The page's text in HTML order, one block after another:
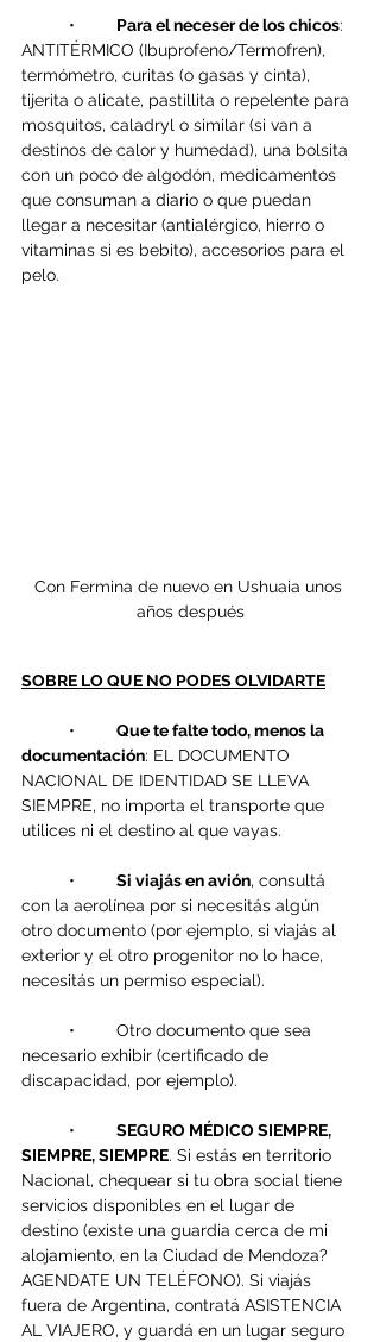
Para el neceser de los chicos:
ANTITÉRMICO (Ibuprofeno/Termofren),
termómetro, curitas (o gasas y cinta),
tijerita o alicate, pastillita o repelente para
mosquitos, caladryl o similar (si van a
destinos de calor y humedad), una bolsita
con un poco de algodón, medicamentos
que consuman a diario o que puedan
llegar a necesitar (antialérgico, hierro o
vitaminas si es bebito), accesorios para el
pelo.
Con Fermina de nuevo en Ushuaia unos
años después
SOBRE LO QUE NO PODES OLVIDARTE
Que te falte todo, menos la
documentación: EL DOCUMENTO
NACIONAL DE IDENTIDAD SE LLEVA
SIEMPRE, no importa el transporte que
utilices ni el destino al que vayas.
Si viajás en avión, consultá
con la aerolínea por si necesitás algún
otro documento (por ejemplo, si viajás al
exterior y el otro progenitor no lo hace,
necesitás un permiso especial).
necesario exhibir (certificado de
discapacidad, por ejemplo).
SEGURO MÉDICO SIEMPRE,
SIEMPRE, SIEMPRE. Si estás en territorio
Nacional, chequear si tu obra social tiene
servicios disponibles en el lugar de
destino (existe una guardia cerca de mi
alojamiento, en la Ciudad de Mendoza?
AGENDATE UN TELÉFONO). Si viajás
fuera de Argentina, contratá ASISTENCIA
AL VIAJERO, y guardá en un lugar seguro